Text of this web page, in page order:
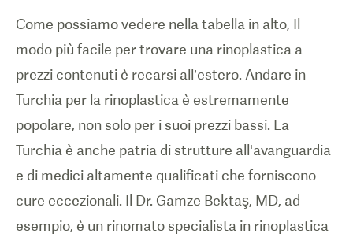
Come possiamo vedere nella tabella in alto, Il
modo più facile per trovare una rinoplastica a
prezzi contenuti è recarsi all’estero. Andare in
Turchia per la rinoplastica è estremamente
popolare, non solo per i suoi prezzi bassi. La
Turchia è anche patria di strutture all'avanguardia
e di medici altamente qualificati che forniscono
cure eccezionali. Il Dr. Gamze Bektaş, MD, ad
esempio, è un rinomato specialista in rinoplastica